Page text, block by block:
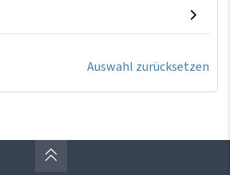
Auswahl zurücksetzen